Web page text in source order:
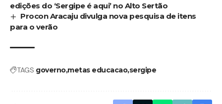
edições do ‘Sergipe é aqui’ no Alto Sertão
Procon Aracaju divulga nova pesquisa de itens
para o verão
TAGS governometas educacaosergipe